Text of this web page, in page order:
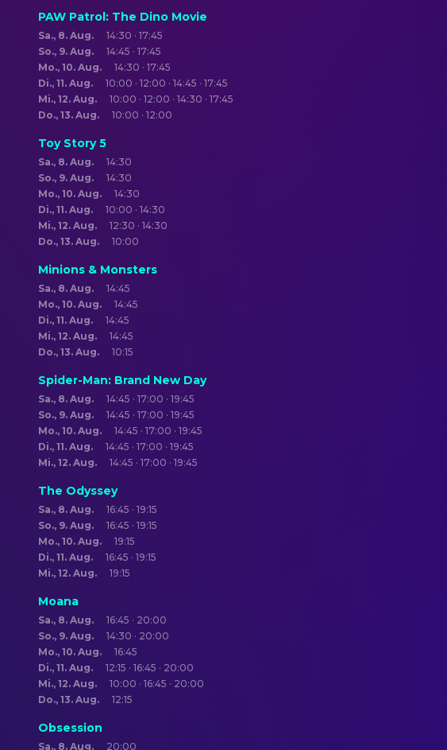
PAW Patrol: The Dino Movie
Sa., 8. Aug.
14:30 · 17:45
So., 9. Aug.
14:45 · 17:45
Mo., 10. Aug.
14:30 · 17:45
Di., 11. Aug.
10:00 · 12:00 · 14:45 · 17:45
Mi., 12. Aug.
10:00 · 12:00 · 14:30 · 17:45
Do., 13. Aug.
10:00 · 12:00
Toy Story 5
Sa., 8. Aug.
14:30
So., 9. Aug.
14:30
Mo., 10. Aug.
14:30
Di., 11. Aug.
10:00 · 14:30
Mi., 12. Aug.
12:30 · 14:30
Do., 13. Aug.
10:00
Minions & Monsters
Sa., 8. Aug.
14:45
Mo., 10. Aug.
14:45
Di., 11. Aug.
14:45
Mi., 12. Aug.
14:45
Do., 13. Aug.
10:15
Spider-Man: Brand New Day
Sa., 8. Aug.
14:45 · 17:00 · 19:45
So., 9. Aug.
14:45 · 17:00 · 19:45
Mo., 10. Aug.
14:45 · 17:00 · 19:45
Di., 11. Aug.
14:45 · 17:00 · 19:45
Mi., 12. Aug.
14:45 · 17:00 · 19:45
The Odyssey
Sa., 8. Aug.
16:45 · 19:15
So., 9. Aug.
16:45 · 19:15
Mo., 10. Aug.
19:15
Di., 11. Aug.
16:45 · 19:15
Mi., 12. Aug.
19:15
Moana
Sa., 8. Aug.
16:45 · 20:00
So., 9. Aug.
14:30 · 20:00
Mo., 10. Aug.
16:45
Di., 11. Aug.
12:15 · 16:45 · 20:00
Mi., 12. Aug.
10:00 · 16:45 · 20:00
Do., 13. Aug.
12:15
Obsession
Sa., 8. Aug.
20:00